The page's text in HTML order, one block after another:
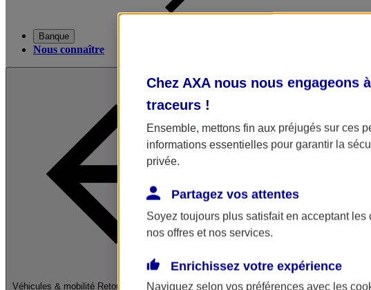
Banque
Nous connaître
Véhicules & mobilité Retour à la section précédente
Fermer le menu principal
Chez AXA nous nous
traceurs !
Ensemble, mettons fin aux préjugés sur ces
informations essentielles pour garantir la
privée.
Partagez vos attentes
Soyez toujours plus satisfait en acceptant les
nos offres et nos services.
Enrichissez votre expérience
Naviguez selon vos préférences avec les